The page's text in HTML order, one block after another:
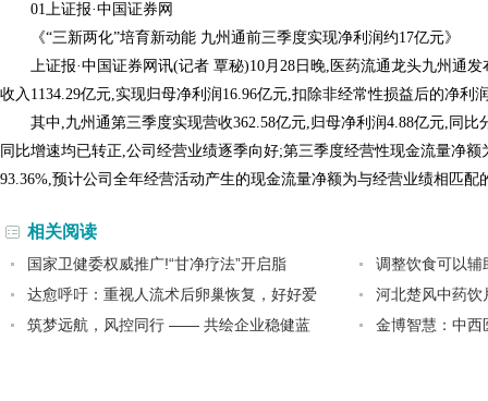
01上证报·中国证券网
《“三新两化”培育新动能 九州通前三季度实现净利润约17亿元》
上证报·中国证券网讯(记者 覃秘)10月28日晚,医药流通龙头九州通
收入1134.29亿元,实现归母净利润16.96亿元,扣除非经常性损益后的净利
其中,九州通第三季度实现营收362.58亿元,归母净利润4.88亿元,同比
同比增速均已转正,公司经营业绩逐季向好;第三季度经营性现金流量净额
93.36%,预计公司全年经营活动产生的现金流量净额为与经营业绩相匹配
相关阅读
国家卫健委权威推广!“甘净疗法”开启脂
调整饮食可以辅
达愈呼吁：重视人流术后卵巢恢复，好好爱
河北楚风中药饮
筑梦远航，风控同行 —— 共绘企业稳健蓝
金博智慧：中西